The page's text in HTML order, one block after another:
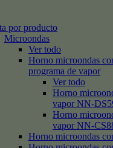
por producto
Microondas
Ver todo
Horno microondas
programa de vapor
Ver todo
Horno
vapor NN-
Horno
vapor NN-
Horno microondas